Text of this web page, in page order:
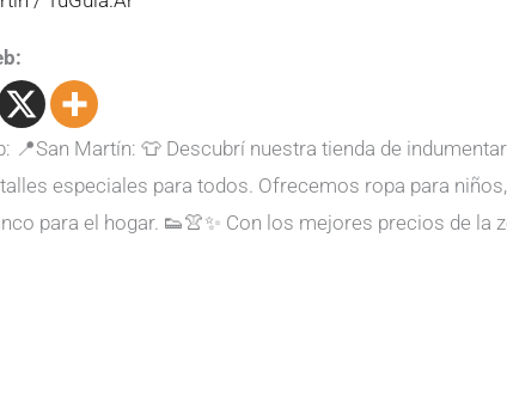
📍San Martín: 👕 Descubrí nuestra tienda de
especiales para todos. Ofrecemos ropa para
para el hogar. 👟👚✨ Con los mejores precios de la